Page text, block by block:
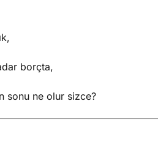
borçta,
sonu ne olur sizce?